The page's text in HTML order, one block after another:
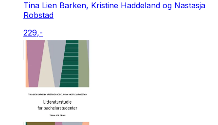
Tina Lien Barken, Kristine Haddeland og Nastasja
Robstad
229,-